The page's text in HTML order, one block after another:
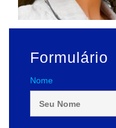
Formulário
Nome